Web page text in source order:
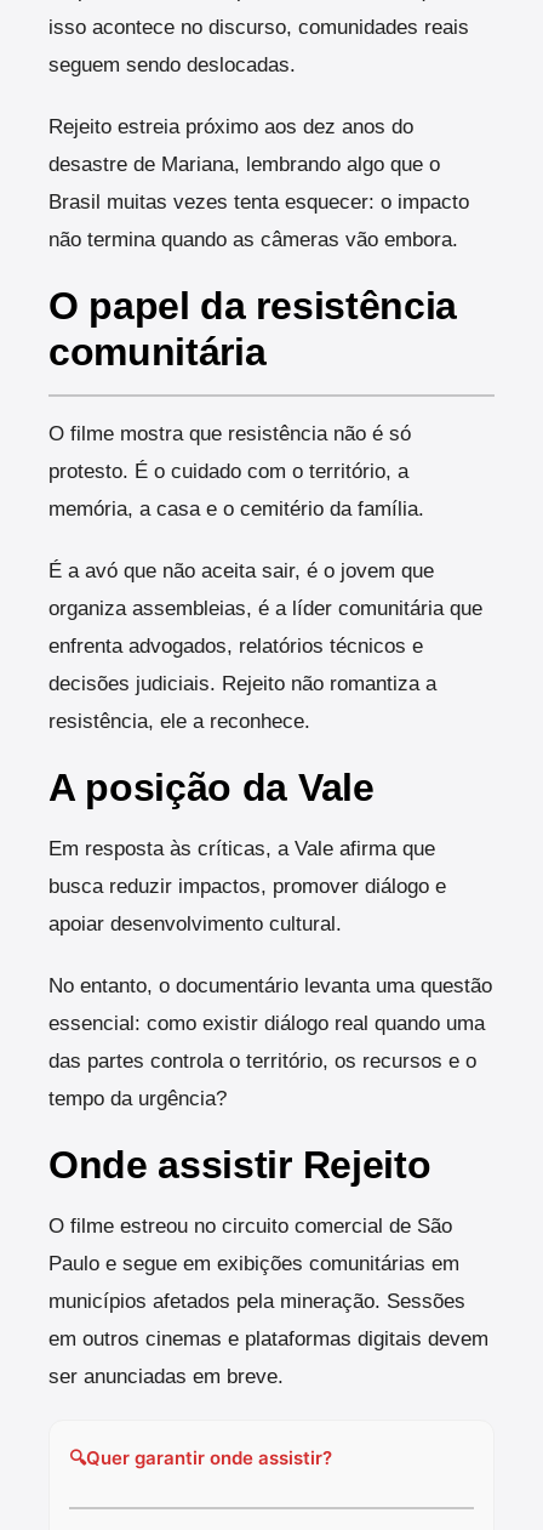
isso acontece no discurso, comunidades reais
seguem sendo deslocadas.
Rejeito estreia próximo aos dez anos do
desastre de Mariana, lembrando algo que o
Brasil muitas vezes tenta esquecer: o impacto
não termina quando as câmeras vão embora.
O papel da resistência
comunitária
O filme mostra que resistência não é só
protesto. É o cuidado com o território, a
memória, a casa e o cemitério da família.
É a avó que não aceita sair, é o jovem que
organiza assembleias, é a líder comunitária que
enfrenta advogados, relatórios técnicos e
decisões judiciais. Rejeito não romantiza a
resistência, ele a reconhece.
A posição da Vale
Em resposta às críticas, a Vale afirma que
busca reduzir impactos, promover diálogo e
apoiar desenvolvimento cultural.
No entanto, o documentário levanta uma questão
essencial: como existir diálogo real quando uma
das partes controla o território, os recursos e o
tempo da urgência?
Onde assistir Rejeito
O filme estreou no circuito comercial de São
Paulo e segue em exibições comunitárias em
municípios afetados pela mineração. Sessões
em outros cinemas e plataformas digitais devem
ser anunciadas em breve.
🔍Quer garantir onde assistir?